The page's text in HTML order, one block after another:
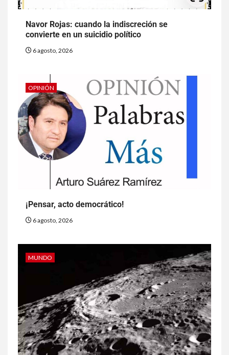
Navor Rojas: cuando la indiscreción se
convierte en un suicidio político
6 agosto, 2026
OPINIÓN
¡Pensar, acto democrático!
6 agosto, 2026
MUNDO